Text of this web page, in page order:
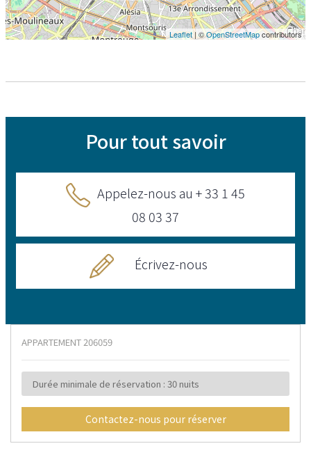
Leaflet| ©OpenStreetMapcontributors
Pour tout savoir
Écrivez-nous
Appelez-nous au + 33 1 45
08 03 37
APPARTEMENT 206059
Durée minimale de réservation : 30 nuits
Contactez-nous pour réserver